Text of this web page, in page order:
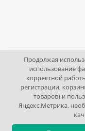
2009 - 2026 ©
195043, г. Санкт-
Продолжая
использование
корректной
регистрации,
товаров) и
Яндекс.Метрика,